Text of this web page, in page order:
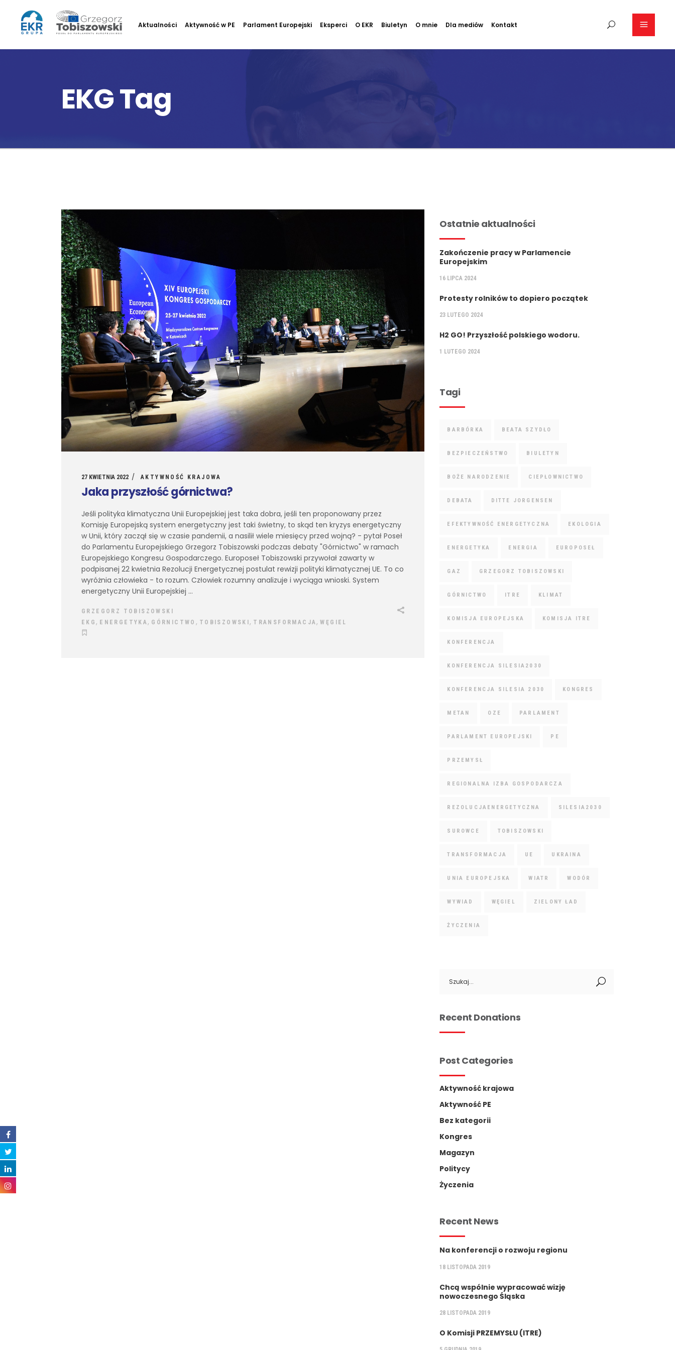
Aktualności Aktywność w PE Parlament Europejski Eksperci O EKR Biuletyn O mnie Dla mediów Kontakt
EKG Tag
27 KWIETNIA 2022 AKTYWNOŚĆ KRAJOWA
Jaka przyszłość górnictwa?
Jeśli polityka klimatyczna Unii Europejskiej jest taka dobra, jeśli ten proponowany przez
Komisję Europejską system energetyczny jest taki świetny, to skąd ten kryzys energetyczny
w Unii, który zaczął się w czasie pandemii, a nasilił wiele miesięcy przed wojną? - pytał Poseł
do Parlamentu Europejskiego Grzegorz Tobiszowski podczas debaty "Górnictwo" w ramach
Europejskiego Kongresu Gospodarczego. Europoseł Tobiszowski przywołał zawarty w
podpisanej 22 kwietnia Rezolucji Energetycznej postulat rewizji polityki klimatycznej UE. To co
wyróżnia człowieka - to rozum. Człowiek rozumny analizuje i wyciąga wnioski. System
energetyczny Unii Europejskiej
GRZEGORZ TOBISZOWSKI
EKG, ENERGETYKA, GÓRNICTWO , TOBISZOWSKI, TRANSFORMACJA,WĘGIEL
Ostatnie aktualności
Zakończenie pracy w Parlamencie
Europejskim
16 LIPCA 2024
Protesty rolników to dopiero początek
23 LUTEGO 2024
H2 GO! Przyszłość polskiego wodoru.
1 LUTEGO 2024
Tagi
BARBÓRKA BEATA SZYDŁO
BEZPIECZEŃSTWO BIULETYN
BOŻE NARODZENIE CIEPŁOWNICTWO
DEBATA DITTE JORGENSEN
EFEKTYWNOŚĆ ENERGETYCZNA EKOLOGIA
ENERGETYKA ENERGIA EUROPOSEŁ
GAZ GRZEGORZ TOBISZOWSKI
GÓRNICTWO ITRE KLIMAT
KOMISJA EUROPEJSKA KOMISJA ITRE
KONFERENCJA
KONFERENCJA SILESIA2030
KONFERENCJA SILESIA 2030 KONGRES
METAN OZE PARLAMENT
PARLAMENT EUROPEJSKI PE
PRZEMYSŁ
REGIONALNA IZBA GOSPODARCZA
REZOLUCJAENERGETYCZNA SILESIA2030
SUROWCE TOBISZOWSKI
TRANSFORMACJA UE UKRAINA
UNIA EUROPEJSKA WIATR WODÓR
WYWIAD WĘGIEL ZIELONY ŁAD
ŻYCZENIA
for:
Recent Donations
Post Categories
Aktywność krajowa
Aktywność PE
Bez kategorii
Kongres
Magazyn
Politycy
Życzenia
Recent News
Na konferencji o rozwoju regionu
18 LISTOPADA 2019
Chcą wspólnie wypracować wizję
nowoczesnego Śląska
28 LISTOPADA 2019
O Komisji PRZEMYSŁU (ITRE)